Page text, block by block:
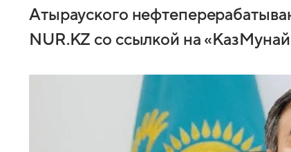
Атырауского
NUR.KZ со ссылкой на